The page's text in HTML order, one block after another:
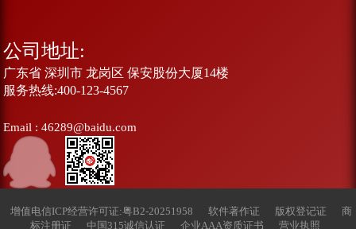
公司地址:
广东省 深圳市 龙岗区 保安股份大厦14楼
服务热线:400-123-4567
Email : 46289@baidu.com
增值电信ICP经营许可证:粤B2-20251958 软件著作证 版权登记证
商
标注册证
中国315诚信认证 企业AAA资质证书 营业执照